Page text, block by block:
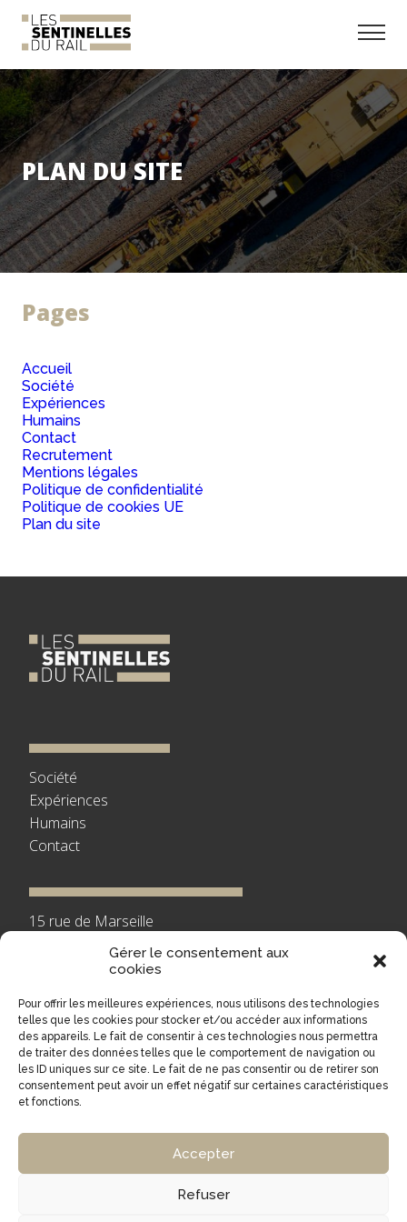
Gérer le consentement aux
cookies
Pour offrir les meilleures expériences, nous utilisons des technologies
telles que les cookies pour stocker et/ou accéder aux informations
des appareils. Le fait de consentir à ces technologies nous permettra
de traiter des données telles que le comportement de navigation ou
les ID uniques sur ce site. Le fait de ne pas consentir ou de retirer son
consentement peut avoir un effet négatif sur certaines caractéristiques
et fonctions.
Accepter
Refuser
PLAN DU SITE
Pages
Accueil
Société
Expériences
Humains
Contact
Recrutement
Mentions légales
Politique de confidentialité
Politique de cookies UE
Plan du site
Société
Expériences
Humains
Contact
15 rue de Marseille
contact@lessentinellesdurail.fr
31-41 rue Fourny
78 530 Buc
Politique de confidentialité